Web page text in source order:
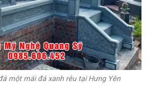
một mái đá xanh rêu tại Hưng Yên